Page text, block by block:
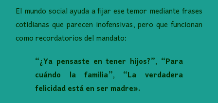
El mundo social ayuda a fijar ese temor mediante frases
cotidianas que parecen inofensivas, pero que funcionan
como recordatorios del mandato:
“¿Ya pensaste en tener hijos?”, “Para
cuándo la familia”, “La verdadera
felicidad está en ser madre».